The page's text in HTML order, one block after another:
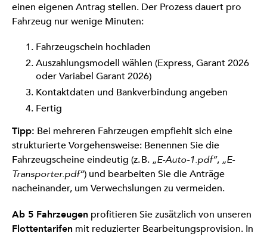
einen eigenen Antrag stellen. Der Prozess dauert pro
Fahrzeug nur wenige Minuten:
Fahrzeugschein hochladen
Auszahlungsmodell wählen (Express, Garant 2026
oder Variabel Garant 2026)
Kontaktdaten und Bankverbindung angeben
Fertig
Tipp: Bei mehreren Fahrzeugen empfiehlt sich eine
strukturierte Vorgehensweise: Benennen Sie die
Fahrzeugscheine eindeutig (z. B. „E-Auto-1.pdf“, „E-
Transporter.pdf“) und bearbeiten Sie die Anträge
nacheinander, um Verwechslungen zu vermeiden.
Ab 5 Fahrzeugen profitieren Sie zusätzlich von unseren
Flottentarifen mit reduzierter Bearbeitungsprovision. In